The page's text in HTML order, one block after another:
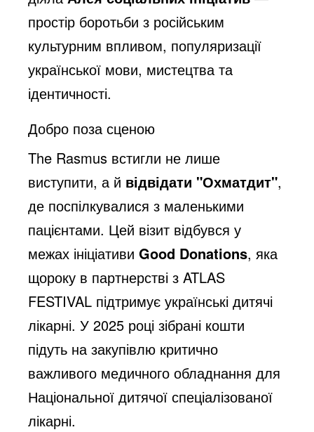
простір боротьби з російським
культурним впливом, популяризації
української мови, мистецтва та
ідентичності.
Добро поза сценою
The Rasmus встигли не лише
виступити, а й відвідати "Охматдит",
де поспілкувалися з маленькими
пацієнтами. Цей візит відбувся у
межах ініціативиGood Donations, яка
щороку в партнерстві з ATLAS
FESTIVAL підтримує українські дитячі
лікарні. У 2025 році зібрані кошти
підуть на закупівлю критично
важливого медичного обладнання для
Національної дитячої спеціалізованої
лікарні.